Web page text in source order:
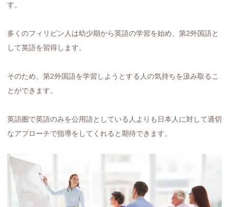
す。
多くのフィリピン人は幼少期から英語の学習を始め、第2外国語と
して英語を習得します。
そのため、第2外国語を学習しようとする人の気持ちを汲み取るこ
とができます。
英語圏で英語のみを公用語としている人よりも日本人に対して適切
なアプローチで指導をしてくれると期待できます。